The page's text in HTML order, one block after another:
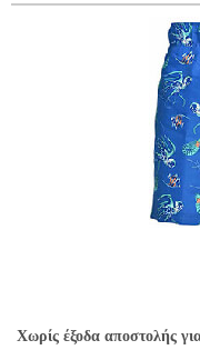
Χωρίς έξοδα αποστολής